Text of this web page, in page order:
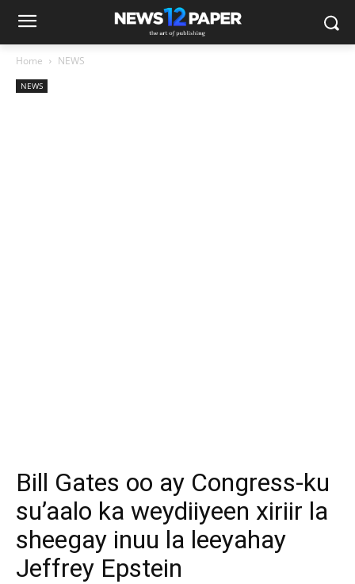
Home NEWS
NEWS
Bill Gates oo ay Congress-ku
su’aalo ka weydiiyeen xiriir la
sheegay inuu la leeyahay
Jeffrey Epstein